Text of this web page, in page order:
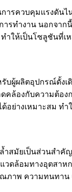
ารควบคุมแรงดันไ
รทำงาน นอกจากนี้
ำให้เป็นโซลูชันที่เ
ผู้ผลิตอุปกรณ์ดั้งเดิ
คล้องกับความต้อง
ย่างเหมาะสม ทำ
สมัยเป็นส่วนสำคั
วดล้อมทางอุตสาห
ณภาพ ความทนทา